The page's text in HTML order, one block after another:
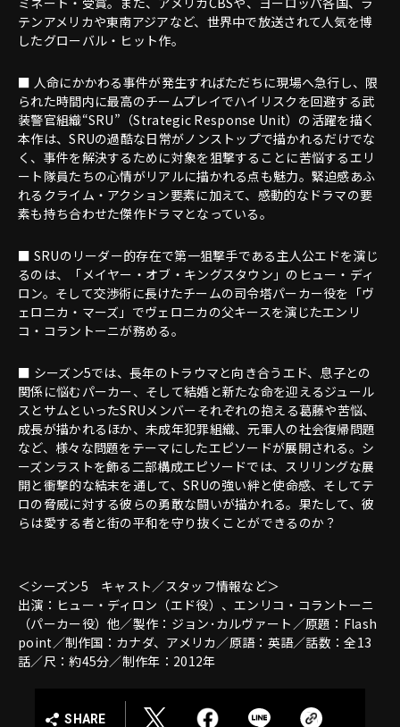
テンアメリカや東南アジアなど、世界中で放送されて人気を博
したグローバル・ヒット作。
■ 人命にかかわる事件が発生すればただちに現場へ急行し、限
られた時間内に最高のチームプレイでハイリスクを回避する武
装警官組織“SRU”（Strategic Response Unit）の活躍を描く
本作は、SRUの過酷な日常がノンストップで描かれるだけでな
く、事件を解決するために対象を狙撃することに苦悩するエリ
ート隊員たちの心情がリアルに描かれる点も魅力。緊迫感あふ
れるクライム・アクション要素に加えて、感動的なドラマの要
素も持ち合わせた傑作ドラマとなっている。
■ SRUのリーダー的存在で第一狙撃手である主人公エドを演じ
るのは、「メイヤー・オブ・キングスタウン」のヒュー・ディ
ロン。そして交渉術に長けたチームの司令塔パーカー役を「ヴ
ェロニカ・マーズ」でヴェロニカの父キースを演じたエンリ
コ・コラントーニが務める。
■ シーズン5では、長年のトラウマと向き合うエド、息子との
関係に悩むパーカー、そして結婚と新たな命を迎えるジュール
スとサムといったSRUメンバーそれぞれの抱える葛藤や苦悩、
成長が描かれるほか、未成年犯罪組織、元軍人の社会復帰問題
など、様々な問題をテーマにしたエピソードが展開される。シ
ーズンラストを飾る二部構成エピソードでは、スリリングな展
開と衝撃的な結末を通して、SRUの強い絆と使命感、そしてテ
ロの脅威に対する彼らの勇敢な闘いが描かれる。果たして、彼
らは愛する者と街の平和を守り抜くことができるのか？
＜シーズン5 キャスト／スタッフ情報など＞
出演：ヒュー・ディロン（エド役）、エンリコ・コラントーニ
（パーカー役）他／製作：ジョン･カルヴァート／原題：Flash
point／制作国：カナダ、アメリカ／原語：英語／話数：全13
話／尺：約45分／制作年：2012年
SHARE